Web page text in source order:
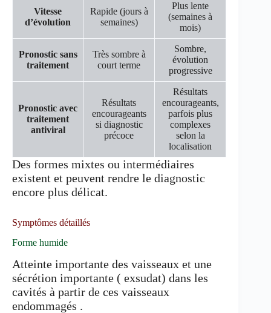
Vitesse
d’évolution
Rapide (jours à
semaines)
Plus lente
(semaines à
mois)
Pronostic sans
traitement
Très sombre à
court terme
Sombre,
évolution
progressive
Pronostic avec
traitement
antiviral
Résultats
encourageants
si diagnostic
précoce
Résultats
encourageants,
parfois plus
complexes
selon la
localisation
Des formes mixtes ou intermédiaires
existent et peuvent rendre le diagnostic
encore plus délicat.
Symptômes détaillés
Forme humide
Atteinte importante des vaisseaux et une
sécrétion importante ( exsudat) dans les
cavités à partir de ces vaisseaux
endommagés .